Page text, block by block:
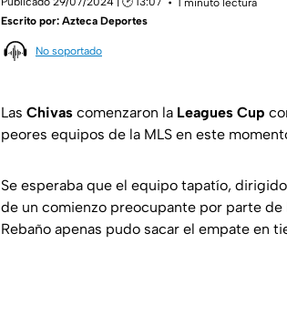
1 minuto lectura
Escrito por: Azteca Deportes
No soportado
Las Chivas comenzaron la Leagues Cup
peores equipos de la MLS en este
Se esperaba que el equipo tapatío,
de un comienzo preocupante por parte
Rebaño apenas pudo sacar el empate en